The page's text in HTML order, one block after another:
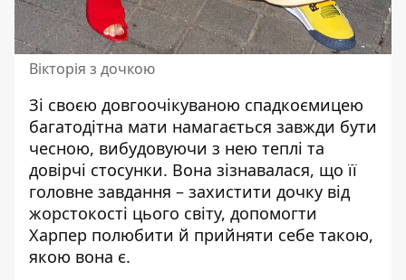
Вікторія з дочкою
Зі своєю довгоочікуваною спадкоємицею
багатодітна мати намагається завжди бути
чесною, вибудовуючи з нею теплі та
довірчі стосунки. Вона зізнавалася, що її
головне завдання – захистити дочку від
жорстокості цього світу, допомогти
Харпер полюбити й прийняти себе такою,
якою вона є.